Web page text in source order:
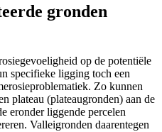
gronden
op de potentiële
specifieke ligging toch een
Zo kunnen
plateau (plateaugronden) aan de
eronder liggende percelen
Valleigronden daarentegen